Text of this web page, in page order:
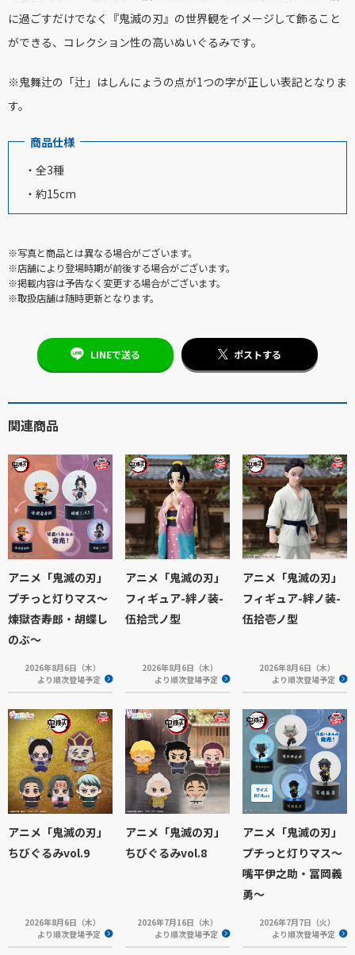
に過ごすだけでなく『鬼滅の刃』の世界観をイメージして飾ること
ができる、コレクション性の高いぬいぐるみです。
※鬼舞辻の「辻」はしんにょうの点が1つの字が正しい表記となりま
す。
商品仕様
・全3種
・約15cm
※写真と商品とは異なる場合がございます。
※店舗により登場時期が前後する場合がございます。
※掲載内容は予告なく変更する場合がございます。
※取扱店舗は随時更新となります。
LINEで送る ポストする
関連商品
アニメ「鬼滅の刃」
プチっと灯りマス～
煉獄杏寿郎・胡蝶し
のぶ～
2026年8月6日（木）
より順次登場予定
アニメ「鬼滅の刃」
フィギュア-絆ノ装-
伍拾弐ノ型
2026年8月6日（木）
より順次登場予定
アニメ「鬼滅の刃」
フィギュア-絆ノ装-
伍拾壱ノ型
2026年8月6日（木）
より順次登場予定
アニメ「鬼滅の刃」
ちびぐるみvol.9
2026年8月6日（木）
より順次登場予定
アニメ「鬼滅の刃」
ちびぐるみvol.8
2026年7月16日（木）
より順次登場予定
アニメ「鬼滅の刃」
プチっと灯りマス～
嘴平伊之助・冨岡義
勇～
2026年7月7日（火）
より順次登場予定